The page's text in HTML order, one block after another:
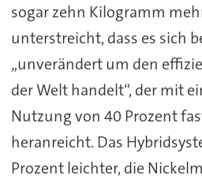
sogar zehn Kilogramm
unterstreicht, dass es sich
„unverändert um den
der Welt handelt“, der mit
Nutzung von 40 Prozent
heranreicht. Das
Prozent leichter, die